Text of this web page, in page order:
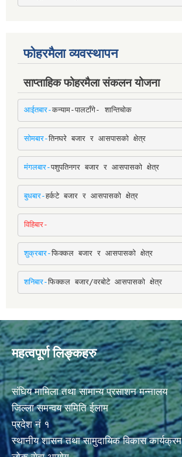
फोहरमैला व्यवस्थापन
साप्ताहिक फोहरमैला संकलन योजना
आईतबार-कन्याम-पालटाँगे- शान्तिचोक
सोमबार-तिनघरे बजार र आसपासको क्षेत्र
मंगलबार-पशुपतिनगर बजार र आसपासको क्षेत्र
बुधबार-हर्कटे बजार र आसपासको क्षेत्र
विहिबार-
शुक्रबार-फिक्कल बजार र आसपासको क्षेत्र
शनिबार-फिक्कल बजार/वरबोटे आसपासको क्षेत्र
महत्वपूर्ण लिङ्कहरु
संघिय मामिला तथा सामान्य प्रसाशन मन्नालय
जिल्ला समन्वय समिति ईलाम
प्रदेश नं १
स्थानीय शासन तथा सामुदायिक विकास कार्यक्रम